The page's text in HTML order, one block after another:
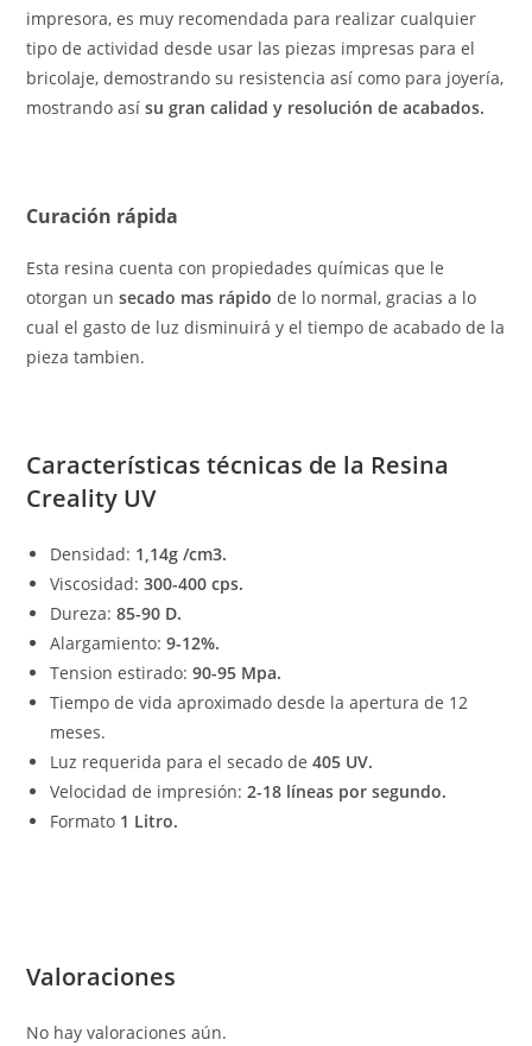
impresora, es muy recomendada para realizar cualquier
tipo de actividad desde usar las piezas impresas para el
bricolaje, demostrando su resistencia así como para joyería,
mostrando asísu gran calidad y resolución de acabados.
Curación rápida
Esta resina cuenta con propiedades químicas que le
otorgan unsecado mas rápido de lo normal, gracias a lo
cual el gasto de luz disminuirá y el tiempo de acabado de la
pieza tambien.
Características técnicas de la Resina
Creality UV
Densidad: 1,14g /cm3.
Viscosidad:300-400 cps.
Dureza:85-90 D.
Alargamiento:9-12%.
Tension estirado:90-95 Mpa.
Tiempo de vida aproximado desde la apertura de 12
meses.
Luz requerida para el secado de405 UV.
Velocidad de impresión: 2-18 líneas por segundo.
Formato 1 Litro.
Valoraciones
No hay valoraciones aún.